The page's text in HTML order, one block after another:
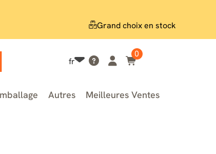
Grand choix en stock
fr
0
Autres Meilleures Ventes